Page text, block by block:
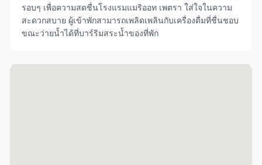
รอบๆ เพื่อความสดชื่นโรงแรมแมริออท เพตรา ใส่ใจในความ
สะดวกสบาย ผู้เข้าพักสามารถเพลิดเพลินกับเครื่องดื่มที่ชื่นชอบ
ขณะว่ายน้ำได้ที่บาร์ริมสระน้ำของที่พัก